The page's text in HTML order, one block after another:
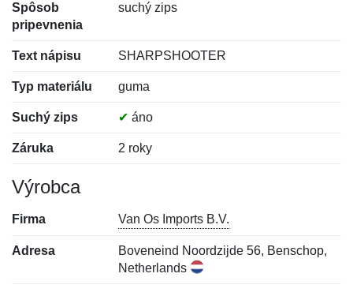
Spôsob
pripevnenia
suchý zips
Text nápisu SHARPSHOOTER
Typ materiálu guma
Suchý zips ✔ áno
Záruka 2 roky
Výrobca
Firma Van Os Imports B.V.
Adresa
Boveneind Noordzijde 56, Benschop,
Netherlands